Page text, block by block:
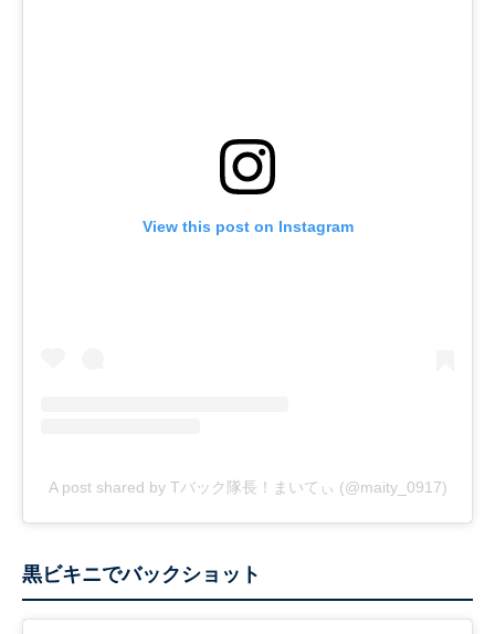
View this post on Instagram
A post shared by Tバック隊長！まいてぃ (@maity_0917)
黒ビキニでバックショット